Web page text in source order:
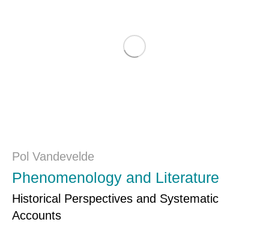
Pol Vandevelde
Phenomenology and Literature
Historical Perspectives and Systematic
Accounts